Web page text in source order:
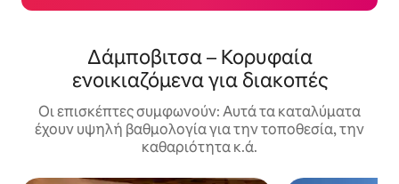
Δάμποβιτσα – Κορυφαία
ενοικιαζόμενα για διακοπές
Οι επισκέπτες συμφωνούν: Αυτά τα καταλύματα
έχουν υψηλή βαθμολογία για την τοποθεσία, την
καθαριότητα κ.ά.